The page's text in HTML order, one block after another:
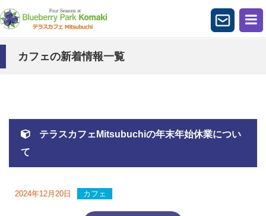
カフェの新着情報一覧
テラスカフェMitsubuchiの年末年始休業につい
て
2024年12月20日 カフェ